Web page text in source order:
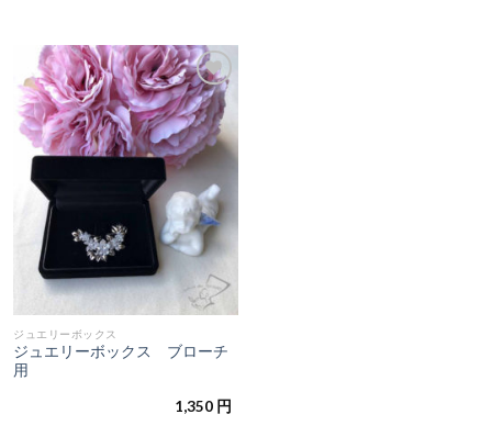
お気
に入
りに
追加
ジュエリーボックス
ジュエリーボックス ブローチ
用
1,350 円